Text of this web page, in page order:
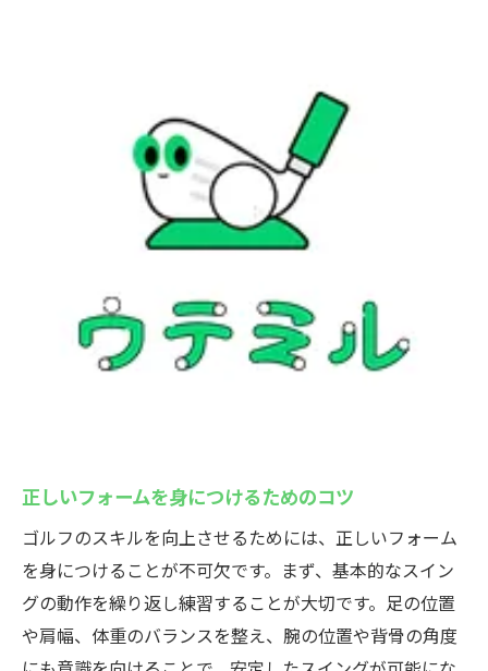
正しいフォームを身につけるためのコツ
ゴルフのスキルを向上させるためには、正しいフォーム
を身につけることが不可欠です。まず、基本的なスイン
グの動作を繰り返し練習することが大切です。足の位置
や肩幅、体重のバランスを整え、腕の位置や背骨の角度